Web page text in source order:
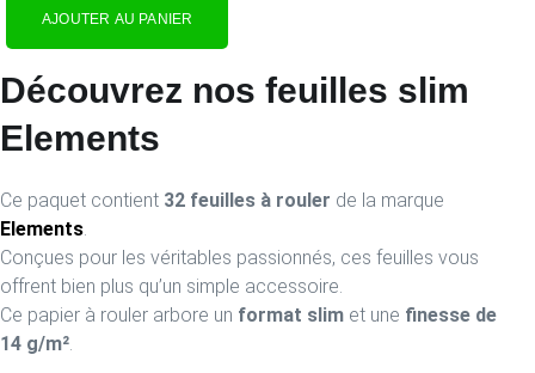
AJOUTER AU PANIER
Découvrez nos feuilles slim
Elements
Ce paquet contient 32 feuilles à rouler de la marque
Elements.
Conçues pour les véritables passionnés, ces feuilles vous
offrent bien plus qu’un simple accessoire.
Ce papier à rouler arbore un format slim et une finesse de
14 g/m².